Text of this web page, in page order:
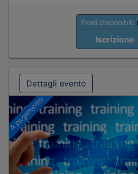
Posti disponibili:
Iscrizione
Dettagli evento
A pagamento